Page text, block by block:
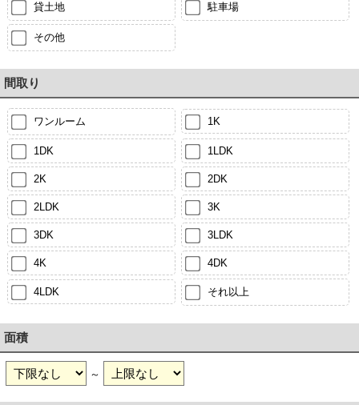
貸土地 駐車場
その他
間取り
ワンルーム 1K
1DK 1LDK
2K 2DK
2LDK 3K
3DK 3LDK
4K 4DK
4LDK それ以上
面積
～